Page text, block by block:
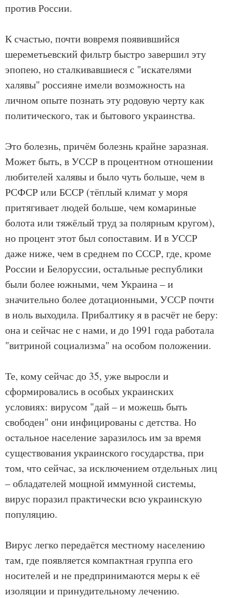
против России.
К счастью, почти вовремя появившийся
шереметьевский фильтр быстро завершил эту
эпопею, но сталкивавшиеся с "искателями
халявы" россияне имели возможность на
личном опыте познать эту родовую черту как
политического, так и бытового украинства.
Это болезнь, причём болезнь крайне заразная.
Может быть, в УССР в процентном отношении
любителей халявы и было чуть больше, чем в
РСФСР или БССР (тёплый климат у моря
притягивает людей больше, чем комариные
болота или тяжёлый труд за полярным кругом),
но процент этот был сопоставим. И в УССР
даже ниже, чем в среднем по СССР, где, кроме
России и Белоруссии, остальные республики
были более южными, чем Украина – и
значительно более дотационными, УССР почти
в ноль выходила. Прибалтику я в расчёт не беру:
она и сейчас не с нами, и до 1991 года работала
"витриной социализма" на особом положении.
Те, кому сейчас до 35, уже выросли и
сформировались в особых украинских
условиях: вирусом "дай – и можешь быть
свободен" они инфицированы с детства. Но
остальное население заразилось им за время
существования украинского государства, при
том, что сейчас, за исключением отдельных лиц
– обладателей мощной иммунной системы,
вирус поразил практически всю украинскую
популяцию.
Вирус легко передаётся местному населению
там, где появляется компактная группа его
носителей и не предпринимаются меры к её
изоляции и принудительному лечению.